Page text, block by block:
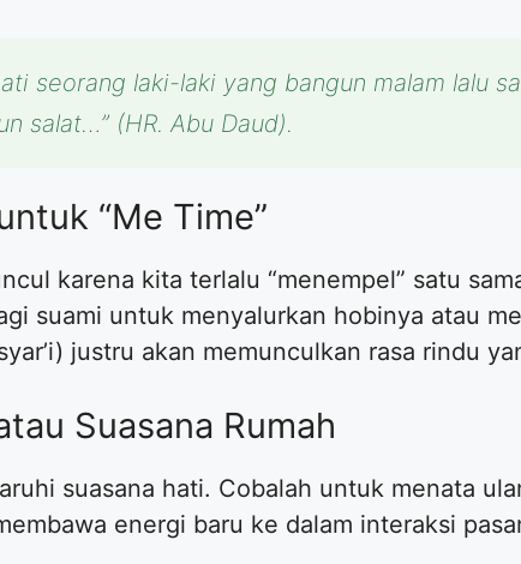
seorang laki-laki yang bangun malam lalu
salat…” (HR. Abu Daud).
“Me Time”
karena kita terlalu “menempel” satu
suami untuk menyalurkan hobinya atau
justru akan memunculkan rasa rindu
Suasana Rumah
suasana hati. Cobalah untuk menata
energi baru ke dalam interaksi